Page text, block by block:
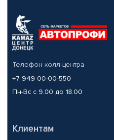
Телефон колл-центра
+7 949 00-00-550
Пн-Вс с 9.00 до 18.00
Клиентам